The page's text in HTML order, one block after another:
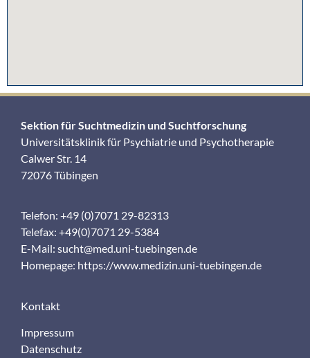
Sektion für Suchtmedizin und Suchtforschung
Universitätsklinik für Psychiatrie und Psychotherapie
Calwer Str. 14
72076 Tübingen
Telefon: +49 (0)7071 29-82313
Telefax: +49(0)7071 29-5384
E-Mail: sucht@med.uni-tuebingen.de
Homepage: https://www.medizin.uni-tuebingen.de
Kontakt
Impressum
Datenschutz